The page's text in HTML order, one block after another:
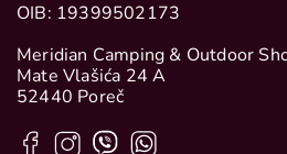
OIB: 19399502173
Meridian Camping & Outdoor
Mate Vlašića 24 A
52440 Poreč